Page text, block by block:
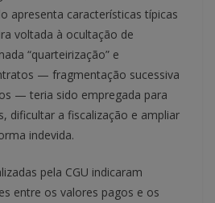
apresenta características típicas
voltada à ocultação de
“quarteirização” e
— fragmentação sucessiva
— teria sido empregada para
dificultar a fiscalização e ampliar
indevida.
pela CGU indicaram
entre os valores pagos e os